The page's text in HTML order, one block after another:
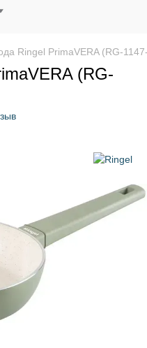
Ringel PrimaVERA (RG-
(RG-